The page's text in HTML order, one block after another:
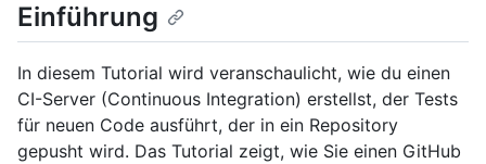
Einführung
In diesem Tutorial wird veranschaulicht, wie du einen
CI-Server (Continuous Integration) erstellst, der Tests
für neuen Code ausführt, der in ein Repository
gepusht wird. Das Tutorial zeigt, wie Sie einen GitHub